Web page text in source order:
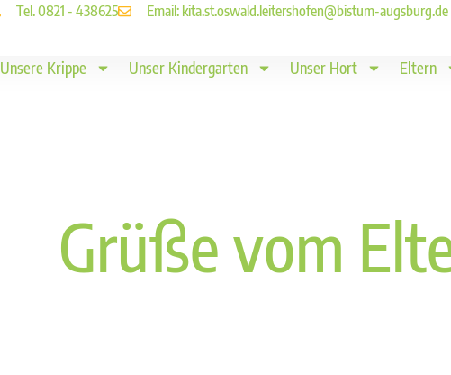
Tel. 0821 - 438625 Email: kita.st.oswald.leitershofen@bistum-augsburg.de
Unsere Krippe Unser Kindergarten Unser Hort Eltern
Grüße vom